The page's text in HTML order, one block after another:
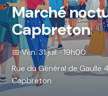
Marché
Capbreton
📅 Ven. 31 juil. · 19h00
Rue du Général de Gaulle
Capbreton